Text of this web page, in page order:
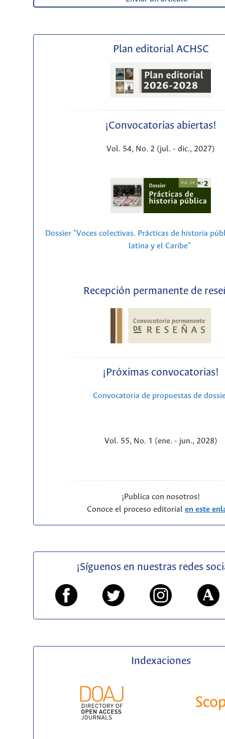
Plan editorial ACHSC
¡Convocatorias abiertas!
Vol. 54, No. 2 (jul. - dic., 2027)
Dossier "Voces colectivas. Prácticas de historia
latina y el Caribe"
Recepción permanente de
¡Próximas convocatorias!
Convocatoria de propuestas de
Vol. 55, No. 1 (ene. - jun., 2028)
¡Publica con nosotros!
Conoce el proceso editorialen este
¡Síguenos en nuestras redes
Indexaciones